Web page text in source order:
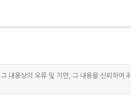
내용상의 오류 및 지연, 그 내용을 신뢰하여